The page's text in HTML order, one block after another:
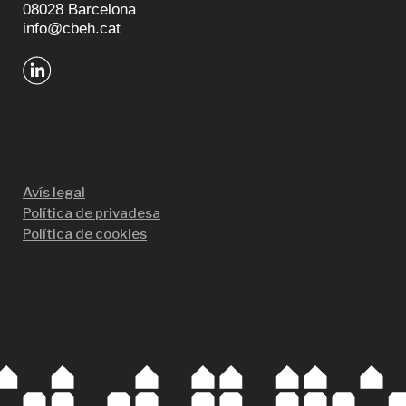
08028 Barcelona
info@cbeh.cat
Avís legal
Política de privadesa
Política de cookies